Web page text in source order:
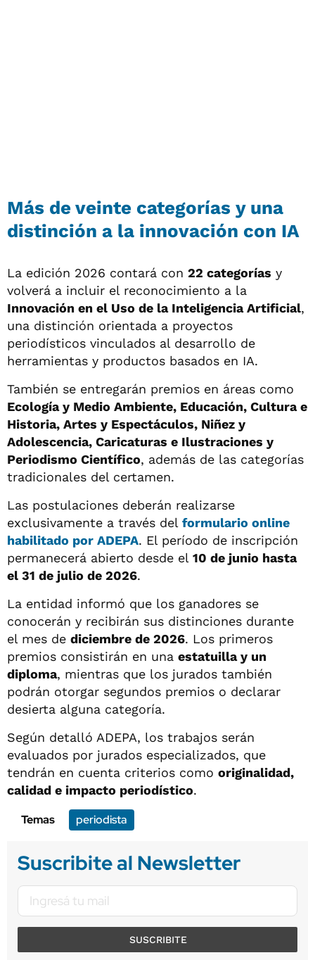
Más de veinte categorías y una
distinción a la innovación con IA
La edición 2026 contará con 22 categorías y
volverá a incluir el reconocimiento a la
Innovación en el Uso de la Inteligencia Artificial,
una distinción orientada a proyectos
periodísticos vinculados al desarrollo de
herramientas y productos basados en IA.
También se entregarán premios en áreas como
Ecología y Medio Ambiente, Educación, Cultura e
Historia, Artes y Espectáculos, Niñez y
Adolescencia, Caricaturas e Ilustraciones y
Periodismo Científico, además de las categorías
tradicionales del certamen.
Las postulaciones deberán realizarse
exclusivamente a través del formulario online
habilitado por ADEPA. El período de inscripción
permanecerá abierto desde el 10 de junio hasta
el 31 de julio de 2026.
La entidad informó que los ganadores se
conocerán y recibirán sus distinciones durante
el mes de diciembre de 2026. Los primeros
premios consistirán en una estatuilla y un
diploma, mientras que los jurados también
podrán otorgar segundos premios o declarar
desierta alguna categoría.
Según detalló ADEPA, los trabajos serán
evaluados por jurados especializados, que
tendrán en cuenta criterios como originalidad,
calidad e impacto periodístico.
Temas
periodista
Suscribite al Newsletter
SUSCRIBITE